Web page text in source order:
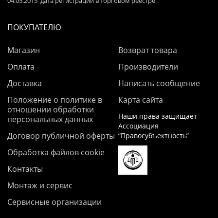
ПОКУПАТЕЛЮ
Магазин
Оплата
Доставка
Положение о политике в
отношении обработки
персональных данных
Договор публичной оферты
Обработка файлов cookie
Контакты
Монтаж и сервис
Сервисные организации
Возврат товара
Производители
Написать сообщение
Карта сайта
Наши права защищает
Ассоциация
“Правосубъектность”